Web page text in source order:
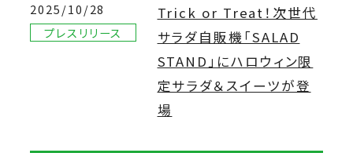
2025/10/28
プレスリリース
Trick or Treat！次世代
サラダ自販機「SALAD
STAND」にハロウィン限
定サラダ＆スイーツが登
場